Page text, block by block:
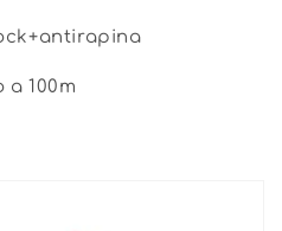
a 100m